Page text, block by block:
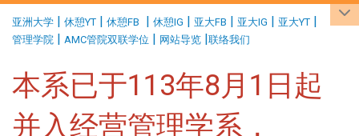
亚洲大学 | 休憩YT | 休憩FB | 休憩IG | 亚大FB | 亚大IG | 亚大YT |
管理学院 | AMC管院双联学位 | 网站导览 |联络我们
本系已于113年8月1日起
并入经营管理学系，